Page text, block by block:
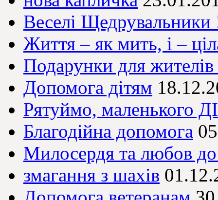
Веселі
Життя – як мить, і –
Подарунки для
Допомога дітям
Рятуймо, маленького
Благодійна допомога
Милосердя та любов
змагання з шахів